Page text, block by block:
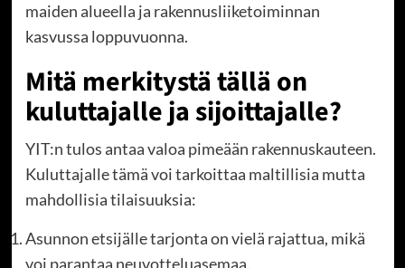
maiden alueella ja rakennusliiketoiminnan
kasvussa loppuvuonna.
Mitä merkitystä tällä on
kuluttajalle ja sijoittajalle?
YIT:n tulos antaa valoa pimeään rakennuskauteen.
Kuluttajalle tämä voi tarkoittaa maltillisia mutta
mahdollisia tilaisuuksia:
Asunnon etsijälle tarjonta on vielä rajattua, mikä
voi parantaa neuvotteluasemaa.